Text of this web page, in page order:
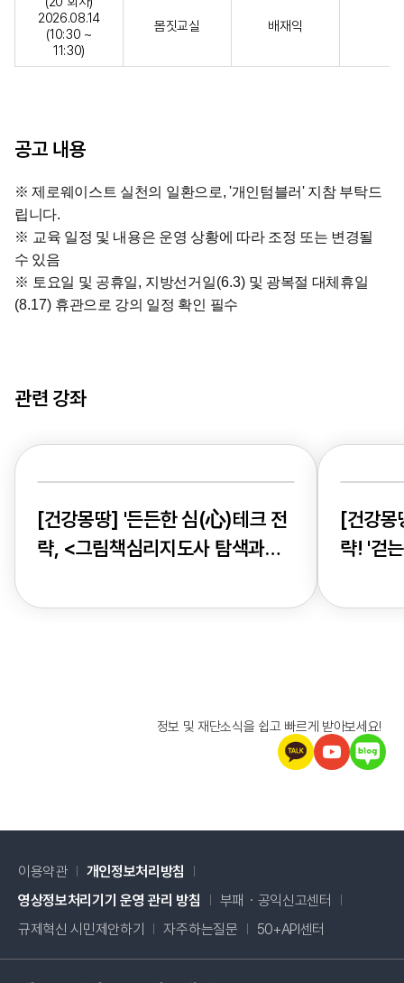
2026.08.14
(10:30 ~
11:30)
몸짓교실 배재익
공고 내용
※ 제로웨이스트 실천의 일환으로, '개인텀블러' 지참 부탁드
립니다.
※ 교육 일정 및 내용은 운영 상황에 따라 조정 또는 변경될
수 있음
※ 토요일 및 공휴일, 지방선거일(6.3) 및 광복절 대체휴일
(8.17) 휴관으로 강의 일정 확인 필수
관련 강좌
[건강몽땅] '든든한 심(心)테크 전
략, <그림책심리지도사 탐색과정
[건강
략! '걷
정보 및 재단소식을 쉽고 빠르게 받아보세요!
이용약관
개인정보처리방침
영상정보처리기기 운영 관리 방침
부패・공익신고센터 새창 열림
규제혁신 시민제안하기 새창 열림
자주하는질문 50+API센터